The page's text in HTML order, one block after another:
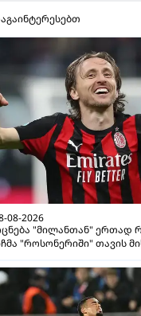
08-2026
"მილანთან" ერთად
"როსონერიში" თავის